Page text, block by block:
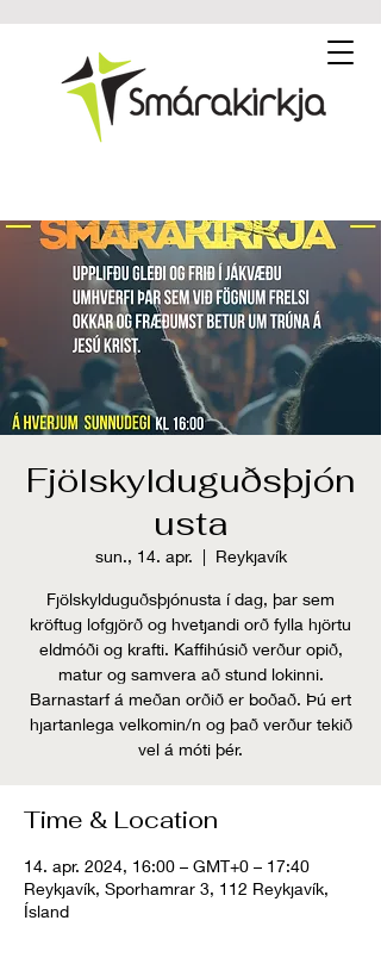
Fjölskylduguðsþjón
usta
sun., 14. apr.
  |
Reykjavík
Fjölskylduguðsþjónusta í dag, þar sem
kröftug lofgjörð og hvetjandi orð fylla hjörtu
eldmóði og krafti. Kaffihúsið verður opið,
matur og samvera að stund lokinni.
Barnastarf á meðan orðið er boðað. Þú ert
hjartanlega velkomin/n og það verður tekið
vel á móti þér.
Time & Location
14. apr. 2024, 16:00 – GMT+0 – 17:40
Reykjavík, Sporhamrar 3, 112 Reykjavík,
Ísland